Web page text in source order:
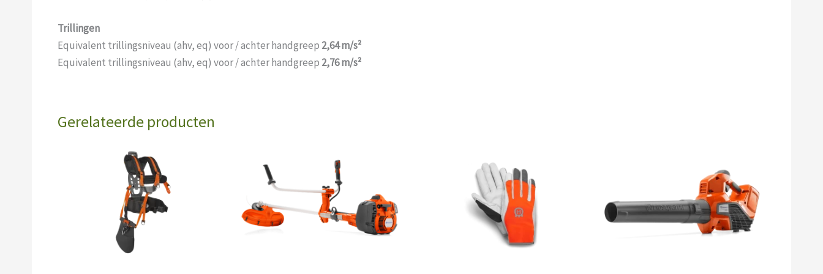
Trillingen
Equivalent trillingsniveau (ahv, eq) voor / achter handgreep 2,64 m/s²
Equivalent trillingsniveau (ahv, eq) voor / achter handgreep 2,76 m/s²
Gerelateerde producten